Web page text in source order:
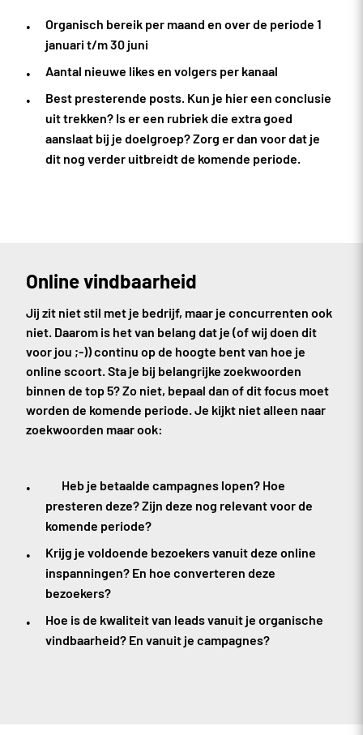
Organisch bereik per maand en over de periode 1
januari t/m 30 juni
Aantal nieuwe likes en volgers per kanaal
Best presterende posts. Kun je hier een conclusie
uit trekken? Is er een rubriek die extra goed
aanslaat bij je doelgroep? Zorg er dan voor dat je
dit nog verder uitbreidt de komende periode.
Online vindbaarheid
Jij zit niet stil met je bedrijf, maar je concurrenten ook
niet. Daarom is het van belang dat je (of wij doen dit
voor jou ;-)) continu op de hoogte bent van hoe je
online scoort. Sta je bij belangrijke zoekwoorden
binnen de top 5? Zo niet, bepaal dan of dit focus moet
worden de komende periode. Je kijkt niet alleen naar
zoekwoorden maar ook:
Heb je betaalde campagnes lopen? Hoe
presteren deze? Zijn deze nog relevant voor de
komende periode?
Krijg je voldoende bezoekers vanuit deze online
inspanningen? En hoe converteren deze
bezoekers?
Hoe is de kwaliteit van leads vanuit je organische
vindbaarheid? En vanuit je campagnes?